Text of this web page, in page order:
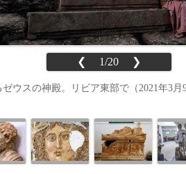
❮ 1/20 ❯
ウスの神殿。リビア東部で（2021年3月